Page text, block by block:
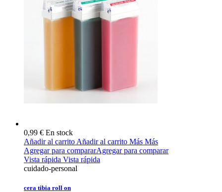
0,99 € En stock
Añadir al carrito Añadir al carrito Más Más
Agregar para compararAgregar para comparar
Vista rápida Vista rápida
cuidado-personal
cera tibia roll on